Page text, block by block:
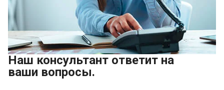
Наш консультант ответит на
ваши вопросы.